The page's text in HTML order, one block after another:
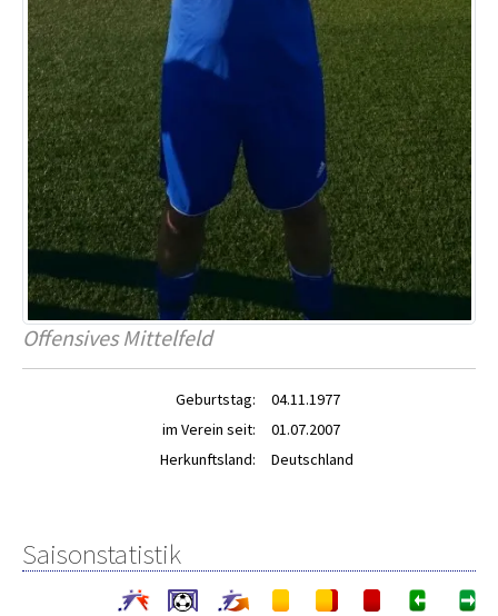
Offensives Mittelfeld
Geburtstag:
04.11.1977
im Verein seit:
01.07.2007
Herkunftsland:
Deutschland
Saisonstatistik